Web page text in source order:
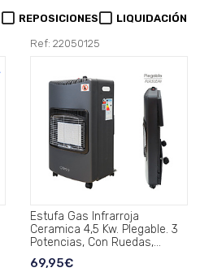
REPOSICIONES LIQUIDACIÓN
Ref: 22050125
Estufa Gas Infrarroja
Ceramica 4,5 Kw. Plegable. 3
Potencias, Con Ruedas,
Encendido Piezo-Electrico.
69,95€